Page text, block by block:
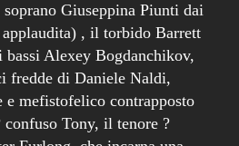
Giuseppina Piunti dai
, il torbido Barrett
bassi Alexey Bogdanchikov,
fredde di Daniele Naldi,
e mefistofelico contrapposto
Tony, il tenore ?